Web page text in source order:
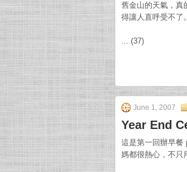
舊金山的天氣，真
得讓人直呼受不了
... (37)
June 1, 2007
Year End
這是第一回辦早餐
媽都很熱心，不只